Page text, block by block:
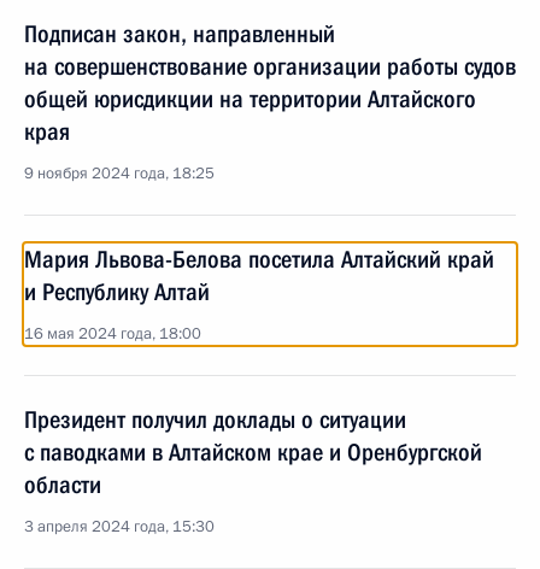
Подписан закон, направленный
на совершенствование организации работы судов
общей юрисдикции на территории Алтайского
края
9 ноября 2024 года, 18:25
Мария Львова-Белова посетила Алтайский край
и Республику Алтай
16 мая 2024 года, 18:00
Президент получил доклады о ситуации
с паводками в Алтайском крае и Оренбургской
области
3 апреля 2024 года, 15:30